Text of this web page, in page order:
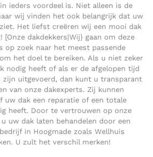
ieders voordeel is. Niet alleen is de
wij vinden het ook belangrijk dat uw
Het liefst creëren wij een mooi dak
dakdekkers|Wij} gaan om deze
op zoek naar het meest passende
het doel te bereiken. Als u niet zeker
nodig heeft of als er de afgelopen tijd
zijn uitgevoerd, dan kunt u transparant
van onze dakexperts. Zij kunnen
uw dak een reparatie of een totale
heeft. Door te vertrouwen op onze
uw dak laten behandelen door een
in Hoogmade zoals Wellhuis
U zult het verschil merken!